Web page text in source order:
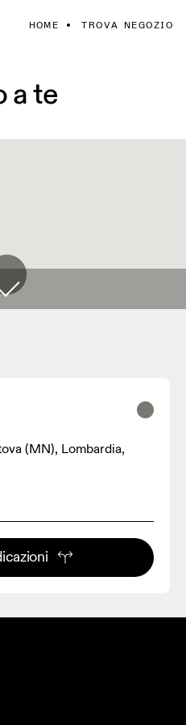
HOME TROVA NEGOZIO
a te
(MN), Lombardia,